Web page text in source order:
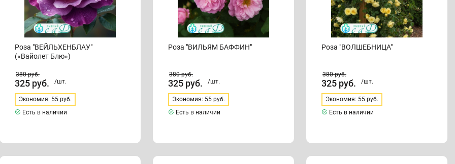
Роза "ВЕЙЛЬХЕНБЛАУ"
(«Вайолет Блю»)
380руб.
325 руб. /шт.
Экономия: 55 руб.
Есть в наличии
Роза "ВИЛЬЯМ БАФФИН"
380руб.
325 руб. /шт.
Экономия: 55 руб.
Есть в наличии
Роза "ВОЛШЕБНИЦА"
380руб.
325 руб. /шт.
Экономия: 55 руб.
Есть в наличии